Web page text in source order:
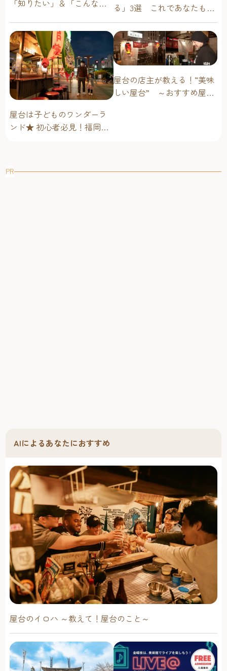
「知りたい」＆「こんな時
問に答えます！
る」3選 これであなたも屋
台通！
屋台は子どものワンダーラ
ンド★ 初心者必見！福岡博
屋台の店主が教える！“美味
しい屋台” ～おすすめ屋台
PR
AIによるあなたにおすすめ
屋台のイロハ ～教えて！屋台のこと～